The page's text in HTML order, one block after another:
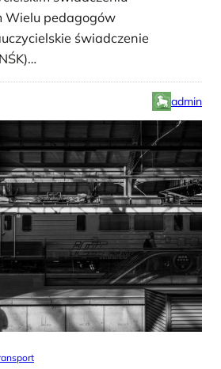
Wielu pedagogów
świadczenie
admin